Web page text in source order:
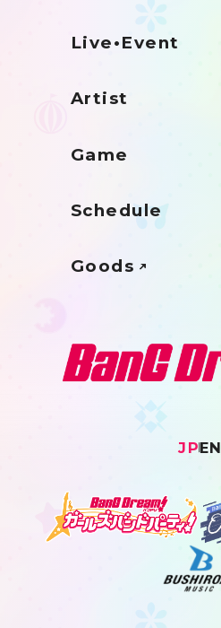
Live•Event
Artist
Game
Schedule
Goods
JPEN